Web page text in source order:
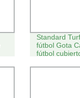
Standard
fútbol Gota
fútbol